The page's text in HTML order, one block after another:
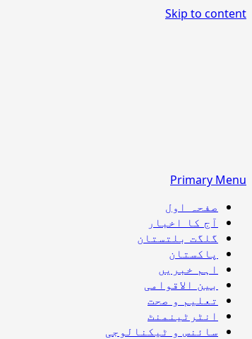
Skip to content
Primary Menu
صفحہ اول
آج کا اخبار
گلگت بلتستان
پاکستان
اہم خبریں
بین الاقوامی
تعلیم و صحت
انٹرٹینمنٹ
سائنس و ٹیکنالوجی